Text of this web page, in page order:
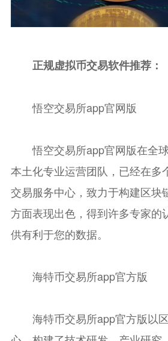
正规虚拟币交易软件推荐：
悟空交易所app官网版
悟空交易所app官网版在全
本土化专业运营团队，已经在多
交易服务中心，致力于构建区块
方面表现出色，得到许多专家的
供有利于您的数据。
海特币交易所app官方版
海特币交易所app官方版以